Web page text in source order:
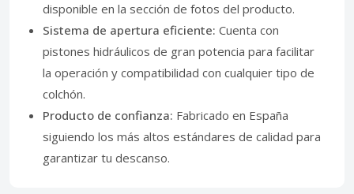
disponible en la sección de fotos del producto.
Sistema de apertura eficiente: Cuenta con
pistones hidráulicos de gran potencia para facilitar
la operación y compatibilidad con cualquier tipo de
colchón.
Producto de confianza: Fabricado en España
siguiendo los más altos estándares de calidad para
garantizar tu descanso.